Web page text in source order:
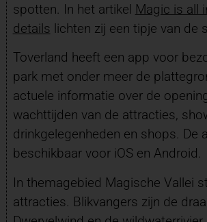
spotten. In het artikel Magic is all
details lichten zij een tipje van de
Toverland heeft een app voor
park met onder meer de
actuele informatie over de
wachttijden van de attracties,
drinkgelegenheden en shops. De
beschikbaar voor iOS en Android.
In themagebied Magische Vallei
attracties. Blikvangers zijn de